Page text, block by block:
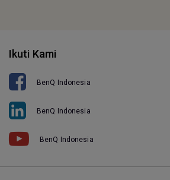
Ikuti Kami
BenQ Indonesia
BenQ Indonesia
BenQ Indonesia